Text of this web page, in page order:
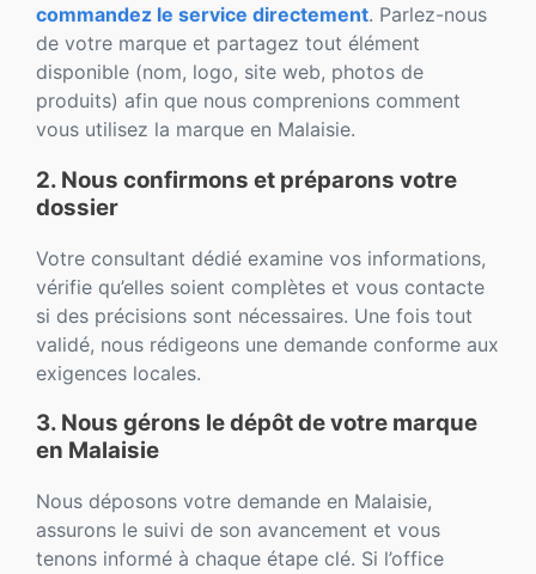
commandez le service directement. Parlez-nous
de votre marque et partagez tout élément
disponible (nom, logo, site web, photos de
produits) afin que nous comprenions comment
vous utilisez la marque en Malaisie.
2. Nous confirmons et préparons votre
dossier
Votre consultant dédié examine vos informations,
vérifie qu’elles soient complètes et vous contacte
si des précisions sont nécessaires. Une fois tout
validé, nous rédigeons une demande conforme aux
exigences locales.
3. Nous gérons le dépôt de votre marque
en Malaisie
Nous déposons votre demande en Malaisie,
assurons le suivi de son avancement et vous
tenons informé à chaque étape clé. Si l’office